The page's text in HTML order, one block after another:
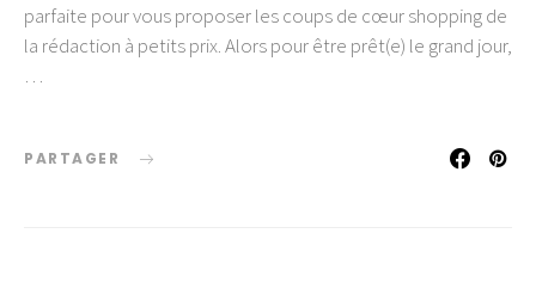
parfaite pour vous proposer les coups de cœur shopping de
la rédaction à petits prix. Alors pour être prêt(e) le grand jour,
…
PARTAGER